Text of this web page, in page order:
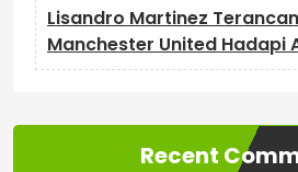
Lisandro Martinez
Manchester United Hadapi
Recent